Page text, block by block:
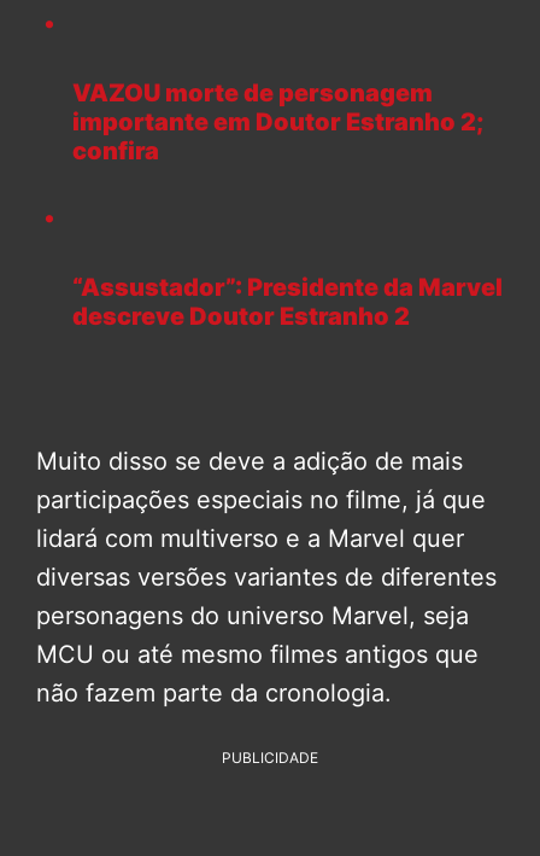
VAZOU morte de personagem
importante em Doutor Estranho 2;
confira
“Assustador”: Presidente da Marvel
descreve Doutor Estranho 2
Muito disso se deve a adição de mais
participações especiais no filme, já que
lidará com multiverso e a Marvel quer
diversas versões variantes de diferentes
personagens do universo Marvel, seja
MCU ou até mesmo filmes antigos que
não fazem parte da cronologia.
PUBLICIDADE